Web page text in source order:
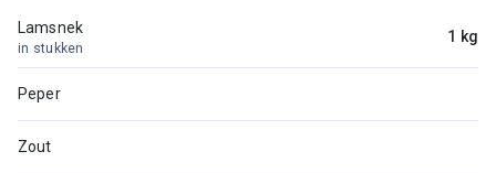
Lamsnek
in stukken
1 kg
Peper
Zout